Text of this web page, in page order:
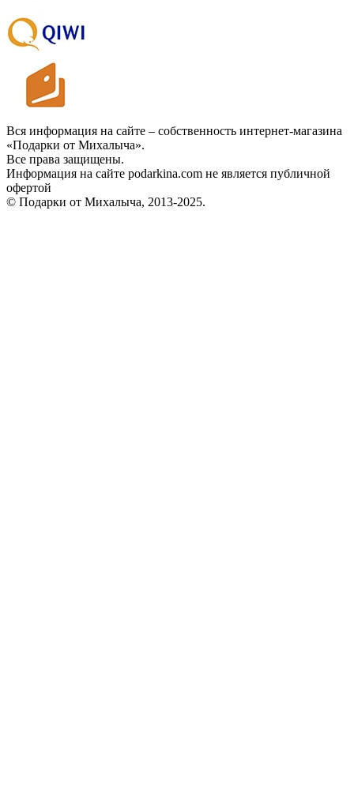
Вся информация на сайте – собственность интернет-магазина
«Подарки от Михалыча».
Все права защищены.
Информация на сайте podarkina.com не является публичной
офертой
© Подарки от Михалыча, 2013-2025.